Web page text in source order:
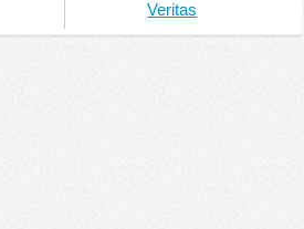
Veritas